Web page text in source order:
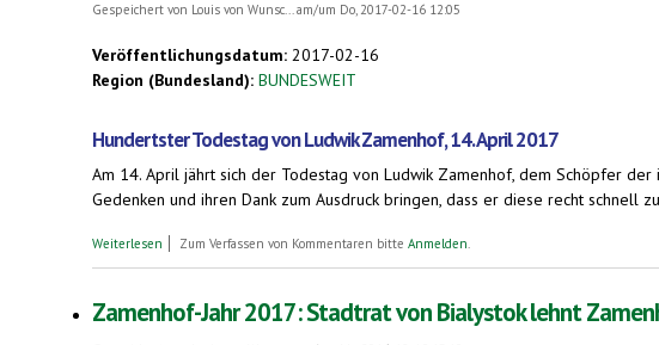
Gespeichert von Louis von Wunsc...am/um Do, 2017-02-16 12:05
Veröffentlichungsdatum: 2017-02-16
Region (Bundesland): BUNDESWEIT
Hundertster Todestag von Ludwik Zamenhof, 14. April 2017
Am 14. April jährt sich der Todestag von Ludwik Zamenhof, dem Schöpfer
Gedenken und ihren Dank zum Ausdruck bringen, dass er diese recht schnell
Weiterlesen über Die internationale Sprache Esperanto als Muttersprache. - Zum Tag der
Zum Verfassen von Kommentaren bitte Anmelden.
Zamenhof-Jahr 2017: Stadtrat von Bialystok lehnt